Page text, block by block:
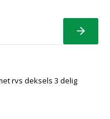
Bekijk